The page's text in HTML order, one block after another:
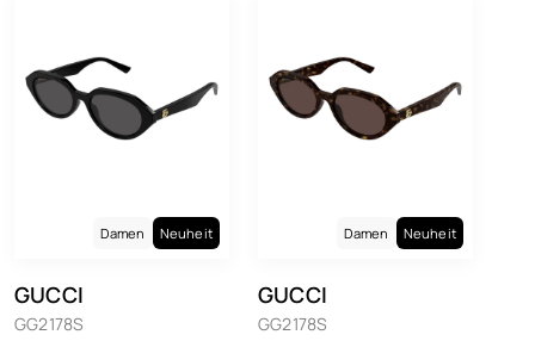
Damen Neuheit
GUCCI
GG2178S
Damen Neuheit
GUCCI
GG2178S